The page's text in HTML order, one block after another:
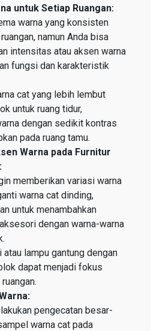
untuk Setiap Ruangan:
warna yang konsisten
namun Anda bisa
intensitas atau aksen warna
fungsi dan karakteristik
cat yang lebih lembut
untuk ruang tidur,
dengan sedikit kontras
pada ruang tamu.
Warna pada Furnitur
memberikan variasi warna
warna cat dinding,
untuk menambahkan
dengan warna-warna
atau lampu gantung dengan
dapat menjadi fokus
pengecatan besar-
warna cat pada